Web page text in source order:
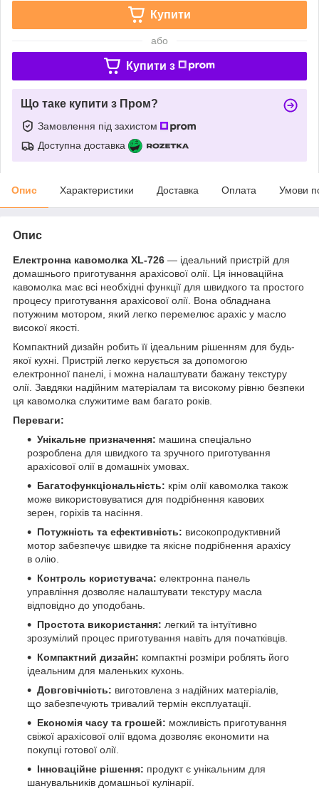
Купити
або
Купити з
Що таке купити з Пром?
Замовлення під захистом
Доступна доставка
Опис Характеристики Доставка Оплата Умови
Опис
Електронна кавомолка XL-726 — ідеальний пристрій для
домашнього приготування арахісової олії. Ця інноваційна
кавомолка має всі необхідні функції для швидкого та простого
процесу приготування арахісової олії. Вона обладнана
потужним мотором, який легко перемелює арахіс у масло
високої якості.
Компактний дизайн робить її ідеальним рішенням для будь-
якої кухні. Пристрій легко керується за допомогою
електронної панелі, і можна налаштувати бажану текстуру
олії. Завдяки надійним матеріалам та високому рівню безпеки
ця кавомолка служитиме вам багато років.
Переваги:
Унікальне призначення: машина спеціально
розроблена для швидкого та зручного приготування
арахісової олії в домашніх умовах.
Багатофункціональність: крім олії кавомолка також
може використовуватися для подрібнення кавових
зерен, горіхів та насіння.
Потужність та ефективність: високопродуктивний
мотор забезпечує швидке та якісне подрібнення арахісу
в олію.
Контроль користувача: електронна панель
управління дозволяє налаштувати текстуру масла
відповідно до уподобань.
Простота використання: легкий та інтуїтивно
зрозумілий процес приготування навіть для початківців.
Компактний дизайн: компактні розміри роблять його
ідеальним для маленьких кухонь.
Довговічність: виготовлена з надійних матеріалів,
що забезпечують тривалий термін експлуатації.
Економія часу та грошей: можливість приготування
свіжої арахісової олії вдома дозволяє економити на
покупці готової олії.
Інноваційне рішення: продукт є унікальним для
шанувальників домашньої кулінарії.